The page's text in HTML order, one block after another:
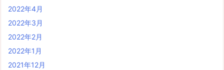
2022年4月
2022年3月
2022年2月
2022年1月
2021年12月